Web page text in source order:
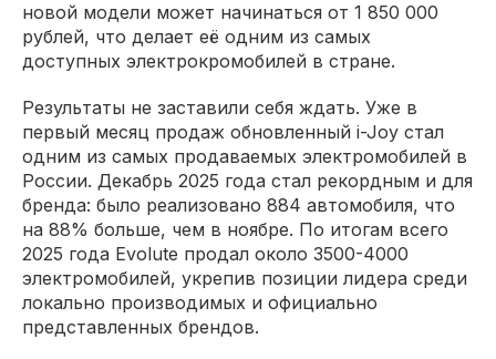
новой модели может начинаться от 1 850 000
рублей, что делает её одним из самых
доступных электрокромобилей в стране.
Результаты не заставили себя ждать. Уже в
первый месяц продаж обновленный i-Joy стал
одним из самых продаваемых электромобилей в
России. Декабрь 2025 года стал рекордным и для
бренда: было реализовано 884 автомобиля, что
на 88% больше, чем в ноябре. По итогам всего
2025 года Evolute продал около 3500-4000
электромобилей, укрепив позиции лидера среди
локально производимых и официально
представленных брендов.